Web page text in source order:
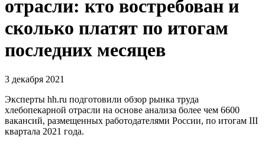
отрасли: кто востребован и
сколько платят по итогам
последних месяцев
3 декабря 2021
Эксперты hh.ru подготовили обзор рынка труда
хлебопекарной отрасли на основе анализа более чем 6600
вакансий, размещенных работодателями России, по итогам III
квартала 2021 года.